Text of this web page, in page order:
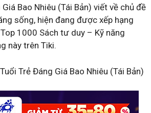
Bao Nhiêu (Tái Bản) viết về chủ đề
sống, hiện đang được xếp hạng
1000 Sách tư duy – Kỹ năng
này trên Tiki.
Trẻ Đáng Giá Bao Nhiêu (Tái Bản)